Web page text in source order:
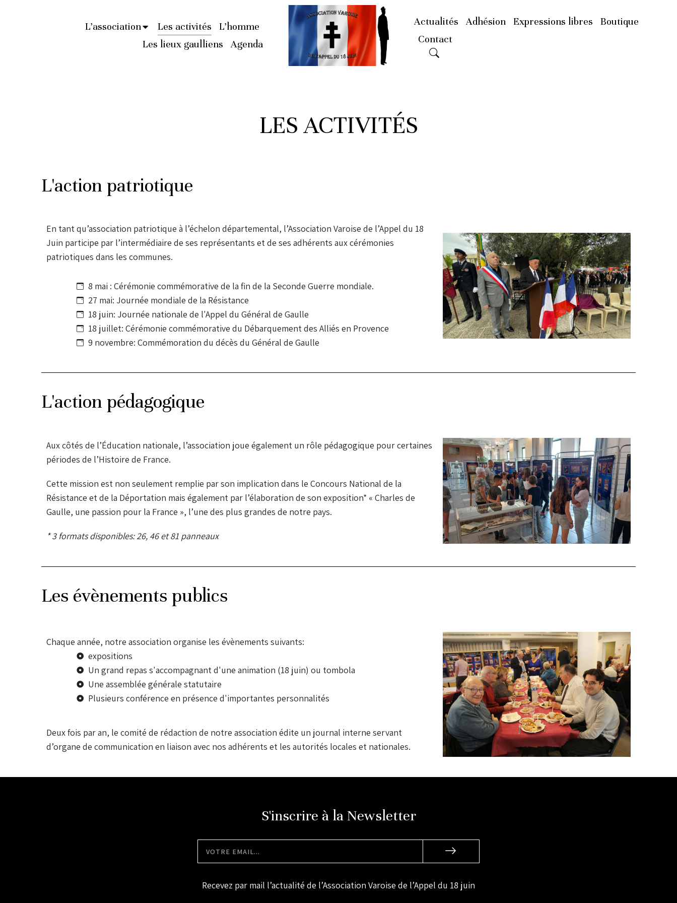
L’association Les activités
L’homme
Les lieux gaulliens
Agenda
Actualités Adhésion Expressions libres
Boutique
Contact
LES ACTIVITÉS
L'action patriotique
En tant qu’association patriotique à l’échelon départemental, l’Association Varoise de l’Appel du 18
Juin participe par l’intermédiaire de ses représentants et de ses adhérents aux cérémonies
patriotiques dans les communes.
8 mai : Cérémonie commémorative de la fin de la Seconde Guerre mondiale.
27 mai: Journée mondiale de la Résistance
18 juin: Journée nationale de l'Appel du Général de Gaulle
18 juillet: Cérémonie commémorative du Débarquement des Alliés en Provence
9 novembre: Commémoration du décès du Général de Gaulle
L'action pédagogique
Aux côtés de l’Éducation nationale, l’association joue également un rôle pédagogique pour certaines
périodes de l’Histoire de France.
Cette mission est non seulement remplie par son implication dans le Concours National de la
Résistance et de la Déportation mais également par l’élaboration de son exposition* « Charles de
Gaulle, une passion pour la France », l’une des plus grandes de notre pays.
* 3 formats disponibles: 26, 46 et 81 panneaux
Les évènements publics
Chaque année, notre association organise les évènements suivants:
expositions
Un grand repas s'accompagnant d'une animation (18 juin) ou tombola
Une assemblée générale statutaire
Plusieurs conférence en présence d'importantes personnalités
Deux fois par an, le comité de rédaction de notre association édite un journal interne servant
d’organe de communication en liaison avec nos adhérents et les autorités locales et nationales.
S'inscrire à la Newsletter
Recevez par mail l’actualité de l’Association Varoise de l’Appel du 18 juin